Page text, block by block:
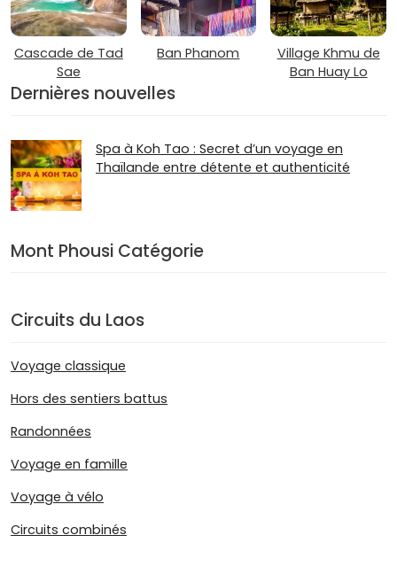
Cascade de Tad
Sae
Ban Phanom
Village Khmu de
Ban Huay Lo
Dernières nouvelles
Spa à Koh Tao : Secret d’un voyage en
Thaïlande entre détente et authenticité
Mont Phousi Catégorie
Circuits du Laos
Voyage classique
Hors des sentiers battus
Randonnées
Voyage en famille
Voyage à vélo
Circuits combinés